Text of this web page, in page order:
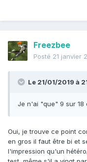
Freezbee
Posté 21 janvier
Le 21/01/2019 à
Je n'ai "que" 9 sur 18
Oui, je trouve ce point
en gros il faut être bi et
l'impression qu'un